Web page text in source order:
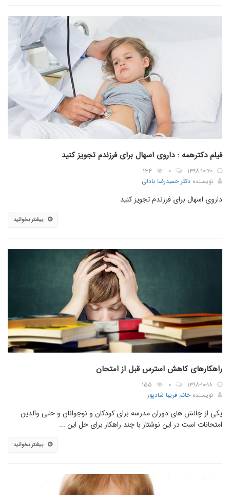
فیلم دکترهمه : داروی اسهال برای فرزندم تجویز کنید
۱۳۹۸-۱۰-۲۰ ۰
۱۳۴
نویسنده دکتر حمیدرضا بادلی
داروی اسهال برای فرزندم تجویز کنید
بیشتر بخوانید
راهکارهای کاهش استرس قبل از امتحان
۱۳۹۸-۱۰-۱۸ ۰
۱۵۵
نویسندهخانم فریبا شادپور
یکی از چالش های دوران مدرسه برای کودکان و نوجوانان و حتی والدین
امتحانات است در این نوشتار با چند راهکار برای حل این ...
بیشتر بخوانید